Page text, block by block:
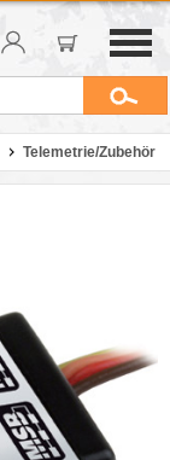
Telemetrie/Zubehör